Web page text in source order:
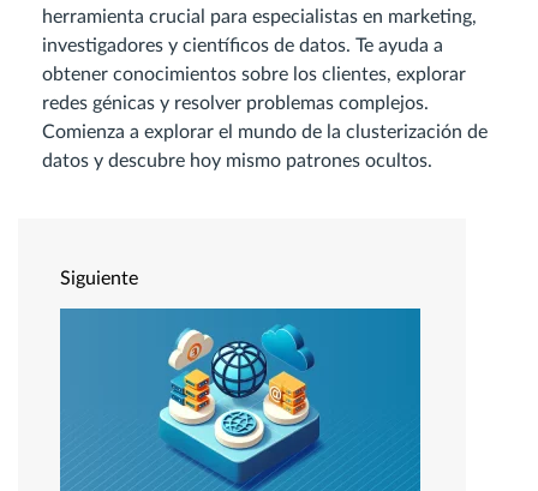
herramienta crucial para especialistas en marketing,
investigadores y científicos de datos. Te ayuda a
obtener conocimientos sobre los clientes, explorar
redes génicas y resolver problemas complejos.
Comienza a explorar el mundo de la clusterización de
datos y descubre hoy mismo patrones ocultos.
Siguiente